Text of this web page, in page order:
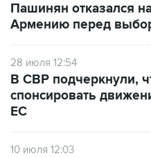
Пашинян отказался
Армению перед
28 июля 12:54
В СВР подчеркнули,
спонсировать
ЕС
10 июля 12:03